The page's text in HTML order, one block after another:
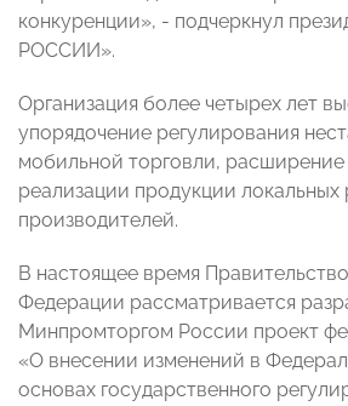
конкуренции», - подчеркнул
РОССИИ».
Организация более четырех лет
упорядочение регулирования
мобильной торговли,
реализации продукции локальных
производителей.
В настоящее время
Федерации рассматривается
Минпромторгом России проект
«О внесении изменений в
основах государственного